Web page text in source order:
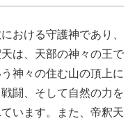
おける守護神であり、
は、天部の神々の王で
神々の住む山の頂上に
闘、そして自然の力を
います。また、帝釈天